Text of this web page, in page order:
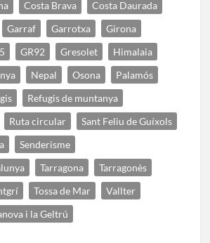
Costa Brava
Costa Daurada
Garraf Garrotxa
Girona
GR92 Gresolet
Himalaia
Nepal Osona
Palamós
Refugis de muntanya
Ruta circular
Sant Feliu de Guíxols
Senderisme
Tarragona
Tarragonès
Tossa de Mar
Vallter
i la Geltrú